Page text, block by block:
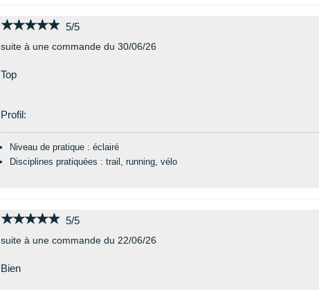
★★★★★
★★★★★ 5/5
suite à une commande du 30/06/26
Top
Profil:
Niveau de pratique : éclairé
Disciplines pratiquées : trail, running, vélo
★★★★★
★★★★★ 5/5
suite à une commande du 22/06/26
Bien